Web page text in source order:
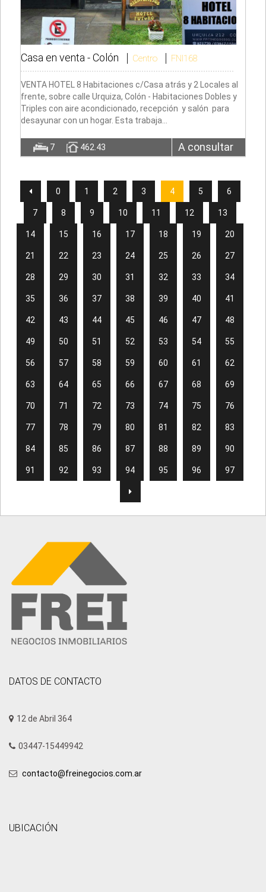
Casa en venta -Colón Centro FNI168
VENTA HOTEL 8 Habitaciones c/Casa atrás y 2 Locales al
frente, sobre calle Urquiza, Colón - Habitaciones Dobles y
Triples con aire acondicionado, recepción y salón para
desayunar con un hogar. Esta trabaja…
7 462.43 A consultar
0 1 2 3 4 5 6
7 8 9 10 11 12 13
14 15 16 17 18 19 20
21 22 23 24 25 26 27
28 29 30 31 32 33 34
35 36 37 38 39 40 41
42 43 44 45 46 47 48
49 50 51 52 53 54 55
56 57 58 59 60 61 62
63 64 65 66 67 68 69
70 71 72 73 74 75 76
77 78 79 80 81 82 83
84 85 86 87 88 89 90
91 92 93 94 95 96 97
DATOS DE CONTACTO
12 de Abril 364
03447-15449942
contacto@freinegocios.com.ar
UBICACIÓN